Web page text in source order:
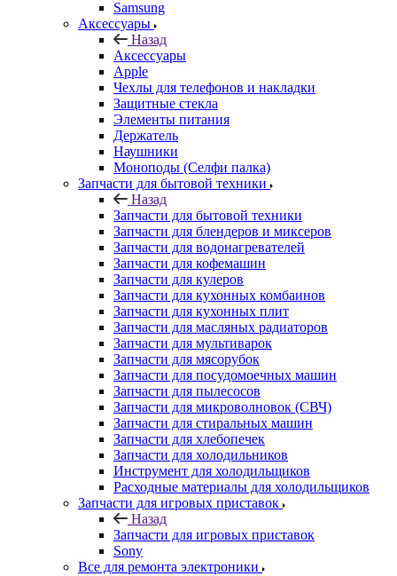
Apple
Чехлы для телефонов и накладки
Защитные стекла
Элементы питания
Держатель
Наушники
Моноподы (Селфи палка)
Запчасти для бытовой техники
Назад
Запчасти для бытовой техники
Запчасти для блендеров и миксеров
Запчасти для водонагревателей
Запчасти для кофемашин
Запчасти для кулеров
Запчасти для кухонных комбаинов
Запчасти для кухонных плит
Запчасти для масляных радиаторов
Запчасти для мультиварок
Запчасти для мясорубок
Запчасти для посудомоечных машин
Запчасти для пылесосов
Запчасти для микроволновок (СВЧ)
Запчасти для стиральных машин
Запчасти для хлебопечек
Запчасти для холодильников
Инструмент для холодильщиков
Расходные материалы для холодильщиков
Запчасти для игровых приставок
Назад
Запчасти для игровых приставок
Sony
Все для ремонта электроники
Назад
Все для ремонта электроники
Оборудование для ремонта телефонов